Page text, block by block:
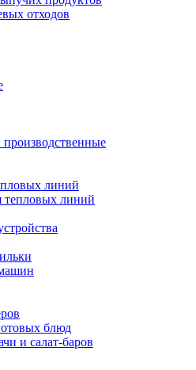
отходов
линий
тепловых линий
блюд
и салат-баров